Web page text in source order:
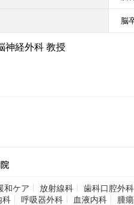
脳
神経外科 教授
和ケア 放射線科
歯科口腔外科
科 呼吸器外科 血液内科
腫